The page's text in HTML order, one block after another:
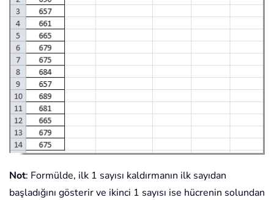
Not: Formülde, ilk 1 sayısı kaldırmanın ilk sayıdan
başladığını gösterir ve ikinci 1 sayısı ise hücrenin solundan